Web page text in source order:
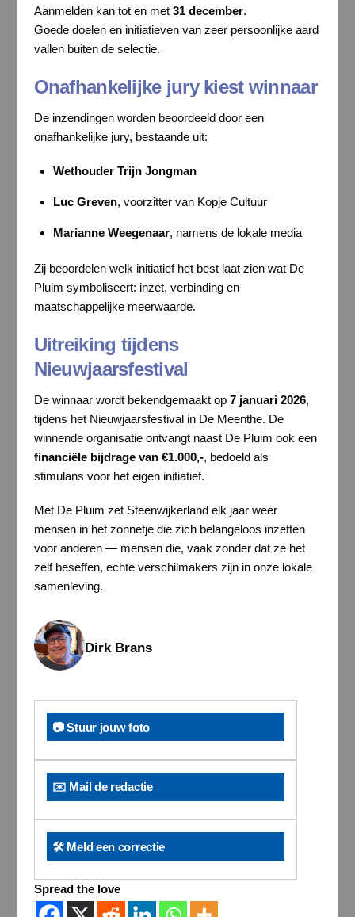
Aanmelden kan tot en met 31 december.
Goede doelen en initiatieven van zeer persoonlijke aard
vallen buiten de selectie.
Onafhankelijke jury kiest winnaar
De inzendingen worden beoordeeld door een
onafhankelijke jury, bestaande uit:
Wethouder Trijn Jongman
Luc Greven, voorzitter van Kopje Cultuur
Marianne Weegenaar, namens de lokale media
Zij beoordelen welk initiatief het best laat zien wat De
Pluim symboliseert: inzet, verbinding en
maatschappelijke meerwaarde.
Uitreiking tijdens
Nieuwjaarsfestival
De winnaar wordt bekendgemaakt op 7 januari 2026,
tijdens het Nieuwjaarsfestival in De Meenthe. De
winnende organisatie ontvangt naast De Pluim ook een
financiële bijdrage van €1.000,-, bedoeld als
stimulans voor het eigen initiatief.
Met De Pluim zet Steenwijkerland elk jaar weer
mensen in het zonnetje die zich belangeloos inzetten
voor anderen — mensen die, vaak zonder dat ze het
zelf beseffen, echte verschilmakers zijn in onze lokale
samenleving.
Dirk Brans
📷 Stuur jouw foto
✉️ Mail de redactie
🛠️ Meld een correctie
Spread the love